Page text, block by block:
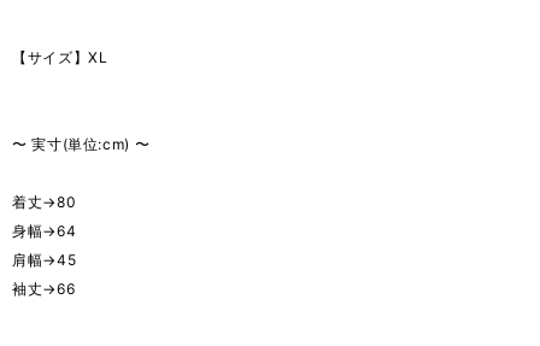
【サイズ】XL
〜 実寸(単位:cm) 〜
着丈→80
身幅→64
肩幅→45
袖丈→66